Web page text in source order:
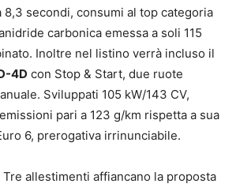
8,3 secondi, consumi al top categoria
carbonica emessa a soli 115
Inoltre nel listino verrà incluso il
4D con Stop & Start, due ruote
Sviluppati 105 kW/143 CV,
pari a 123 g/km rispetta a sua
6, prerogativa irrinunciabile.
Tre allestimenti affiancano la proposta